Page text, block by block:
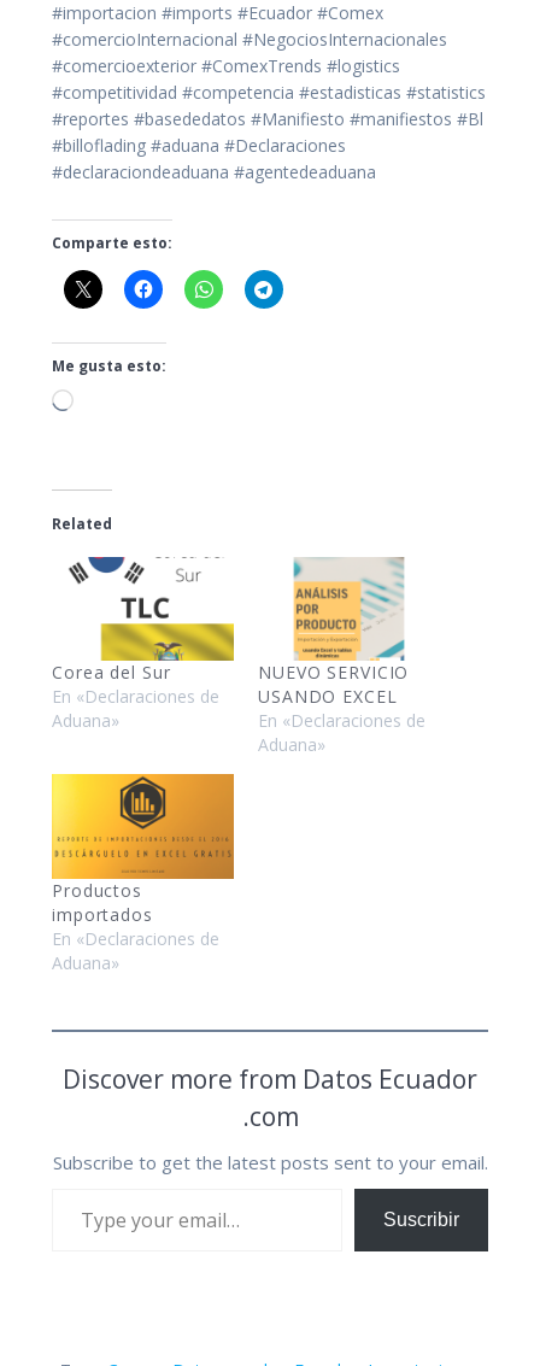
#importacion #imports #Ecuador #Comex
#comercioInternacional #NegociosInternacionales
#comercioexterior #ComexTrends #logistics
#competitividad #competencia #estadisticas #statistics
#reportes #basededatos #Manifiesto #manifiestos #Bl
#billoflading #aduana #Declaraciones
#declaraciondeaduana #agentedeaduana
Comparte esto:
Me gusta esto:
Cargando...
Related
Corea del Sur
En «Declaraciones de
Aduana»
NUEVO SERVICIO
USANDO EXCEL
En «Declaraciones de
Aduana»
Productos
importados
En «Declaraciones de
Aduana»
Discover more from Datos Ecuador
.com
Subscribe to get the latest posts sent to your email.
Suscribir